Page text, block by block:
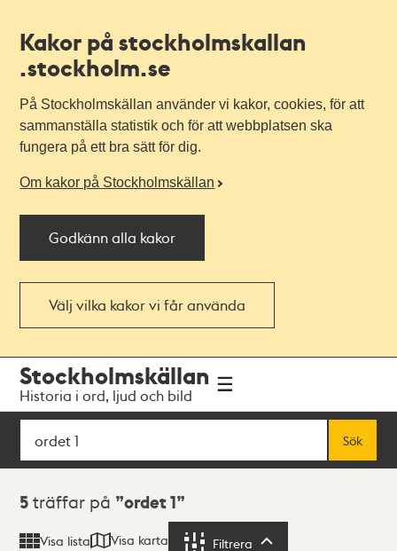
Kakor på stockholmskallan
.stockholm.se
På Stockholmskällan använder vi kakor, cookies, för att
sammanställa statistik och för att webbplatsen ska
fungera på ett bra sätt för dig.
Om kakor på Stockholmskällan
Godkänn alla kakor
Välj vilka kakor vi får använda
navigationen
huvudinnehållet
Stockholmskällan
Historia i ord, ljud och bild
Sök
Sök
Sökresultat
5 träffar på ordet 1
Visa lista Visa karta Filtrera